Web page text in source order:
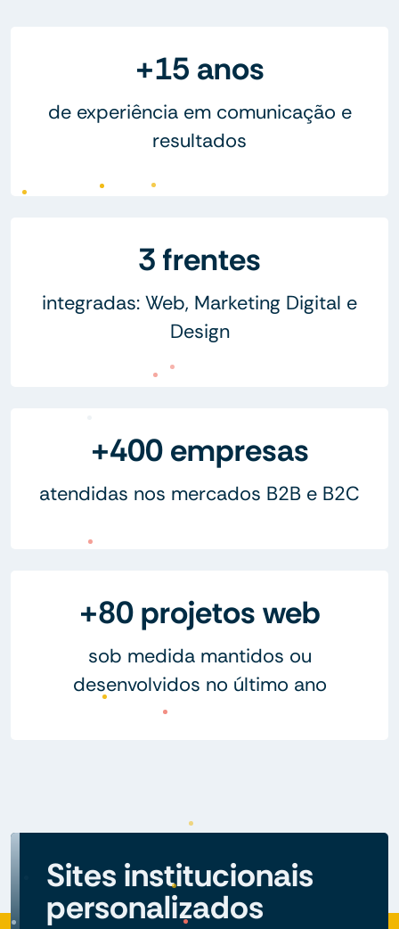
+15 anos
de experiência em comunicação e
resultados
3 frentes
integradas: Web, Marketing Digital e
Design
+400 empresas
atendidas nos mercados B2B e B2C
+80 projetos web
sob medida mantidos ou
desenvolvidos no último ano
Sites institucionais
personalizados